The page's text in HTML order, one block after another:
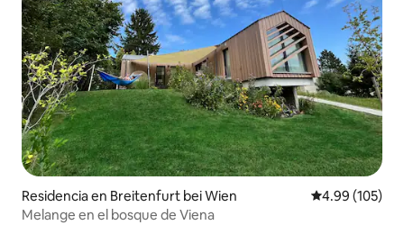
Residencia en Breitenfurt bei Wien Calificación
4.99 (105)
Melange en el bosque de Viena